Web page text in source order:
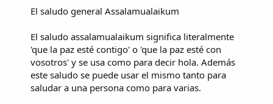
El saludo general Assalamualaikum
El saludo assalamualaikum significa literalmente
'que la paz esté contigo' o 'que la paz esté con
vosotros' y se usa como para decir hola. Además
este saludo se puede usar el mismo tanto para
saludar a una persona como para varias.